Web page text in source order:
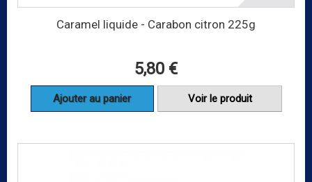
Caramel liquide - Carabon citron 225g
5,80 €
Ajouter au panier Voir le produit